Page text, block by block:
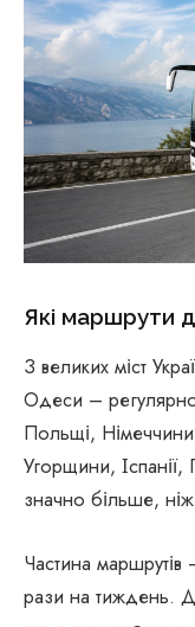
Які маршрути
З великих міст
Одеси –
Польщі,
Угорщини, Іспанії,
значно більше,
Частина
рази на тиждень.